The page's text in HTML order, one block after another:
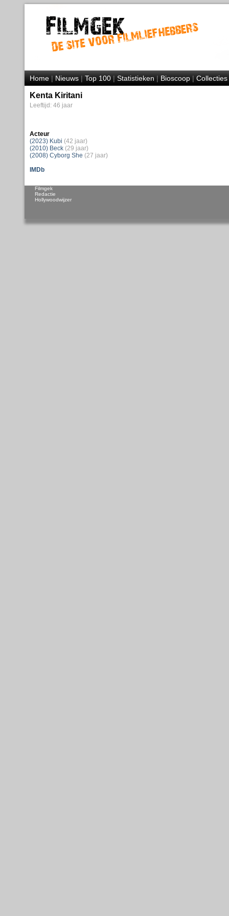
Home|Nieuws|Top 100|Statistieken|Bioscoop|Collecties
Kenta Kiritani
Leeftijd: 46 jaar
Acteur
(2023) Kubi (42 jaar)
(2010) Beck (29 jaar)
(2008) Cyborg She (27 jaar)
IMDb
Filmgek
Redactie
Hollywoodwijzer